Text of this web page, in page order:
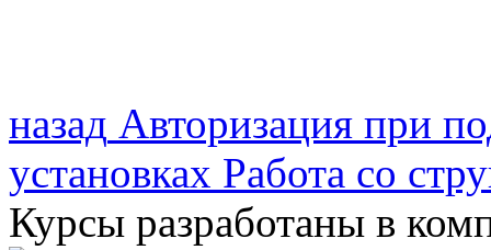
назад Авторизация при
установках Работа со
Курсы разработаны в